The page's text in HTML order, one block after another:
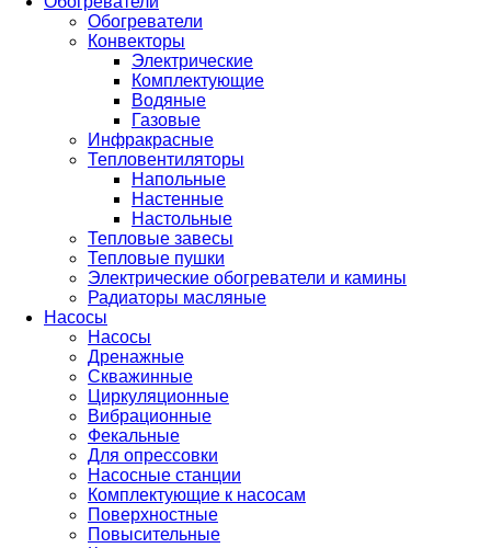
Обогреватели
Конвекторы
Электрические
Комплектующие
Водяные
Газовые
Инфракрасные
Тепловентиляторы
Напольные
Настенные
Настольные
Тепловые завесы
Тепловые пушки
Электрические обогреватели и камины
Радиаторы масляные
Насосы
Насосы
Дренажные
Скважинные
Циркуляционные
Вибрационные
Фекальные
Для опрессовки
Насосные станции
Комплектующие к насосам
Поверхностные
Повысительные